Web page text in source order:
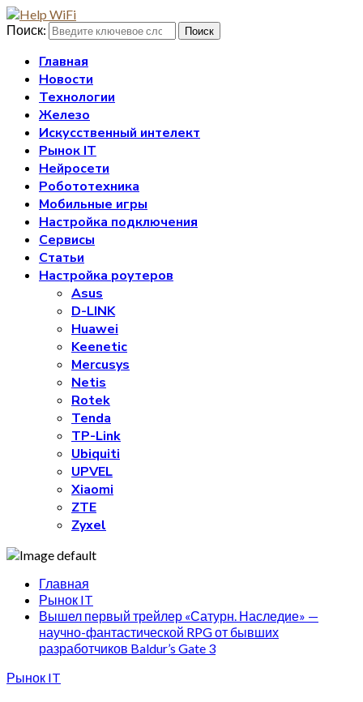
Поиск: Поиск
Главная
Новости
Технологии
Железо
Искусственный интелект
Рынок IT
Нейросети
Робототехника
Мобильные игры
Настройка подключения
Сервисы
Статьи
Настройка роутеров
Asus
D-LINK
Huawei
Keenetic
Mercusys
Netis
Rotek
Tenda
TP-Link
Ubiquiti
UPVEL
Xiaomi
ZTE
Zyxel
Главная
Рынок IT
Вышел первый трейлер «Сатурн. Наследие» —
научно-фантастической RPG от бывших
разработчиков Baldur’s Gate 3
Рынок IT